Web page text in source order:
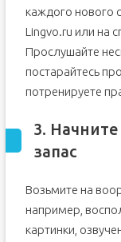
каждого нового
Lingvo.ru или на
Прослушайте
постарайтесь
потренируете
3.
запас
Возьмите на
например,
картинки,